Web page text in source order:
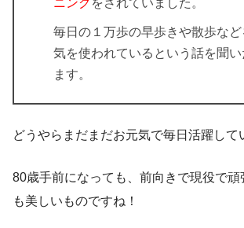
毎日の１万歩の早歩きや散歩な
気を使われているという話を聞い
ます。
どうやらまだまだお元気で毎日活躍して
80歳手前になっても、前向きで現役で頑
も美しいものですね！